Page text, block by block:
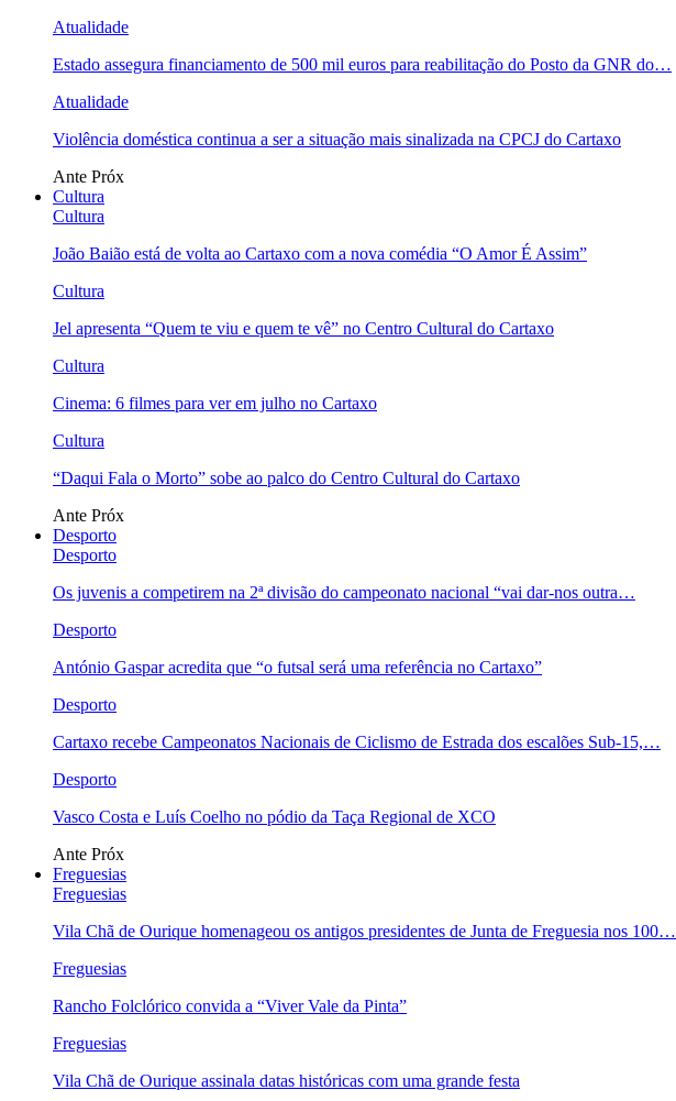
Atualidade
Estado assegura financiamento de 500 mil euros para reabilitação do Posto da GNR do…
Atualidade
Violência doméstica continua a ser a situação mais sinalizada na CPCJ do Cartaxo
Ante Próx
Cultura
Cultura
João Baião está de volta ao Cartaxo com a nova comédia “O Amor É Assim”
Cultura
Jel apresenta “Quem te viu e quem te vê” no Centro Cultural do Cartaxo
Cultura
Cinema: 6 filmes para ver em julho no Cartaxo
Cultura
“Daqui Fala o Morto” sobe ao palco do Centro Cultural do Cartaxo
Ante Próx
Desporto
Desporto
Os juvenis a competirem na 2ª divisão do campeonato nacional “vai dar-nos outra…
Desporto
António Gaspar acredita que “o futsal será uma referência no Cartaxo”
Desporto
Cartaxo recebe Campeonatos Nacionais de Ciclismo de Estrada dos escalões Sub-15,…
Desporto
Vasco Costa e Luís Coelho no pódio da Taça Regional de XCO
Ante Próx
Freguesias
Freguesias
Vila Chã de Ourique homenageou os antigos presidentes de Junta de Freguesia nos 100…
Freguesias
Rancho Folclórico convida a “Viver Vale da Pinta”
Freguesias
Vila Chã de Ourique assinala datas históricas com uma grande festa